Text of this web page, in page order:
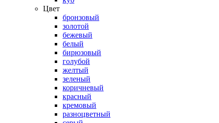
Цвет
бронзовый
золотой
бежевый
белый
бирюзовый
голубой
желтый
зеленый
коричневый
красный
кремовый
разноцветный